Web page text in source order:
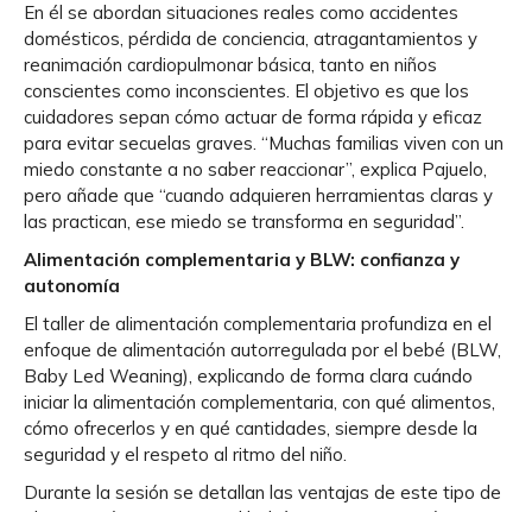
En él se abordan situaciones reales como accidentes
domésticos, pérdida de conciencia, atragantamientos y
reanimación cardiopulmonar básica, tanto en niños
conscientes como inconscientes. El objetivo es que los
cuidadores sepan cómo actuar de forma rápida y eficaz
para evitar secuelas graves. “Muchas familias viven con un
miedo constante a no saber reaccionar”, explica Pajuelo,
pero añade que “cuando adquieren herramientas claras y
las practican, ese miedo se transforma en seguridad”.
Alimentación complementaria y BLW: confianza y
autonomía
El taller de alimentación complementaria profundiza en el
enfoque de alimentación autorregulada por el bebé (BLW,
Baby Led Weaning), explicando de forma clara cuándo
iniciar la alimentación complementaria, con qué alimentos,
cómo ofrecerlos y en qué cantidades, siempre desde la
seguridad y el respeto al ritmo del niño.
Durante la sesión se detallan las ventajas de este tipo de